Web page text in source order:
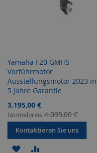
Yamaha F20 GMHS
Vorführmotor
Ausstellungsmotor 2023
5 Jahre Garantie
Sonderangebot
3.195,00 €
Normalpreis 4.095,00 €
Kontaktieren Sie uns
ZUR